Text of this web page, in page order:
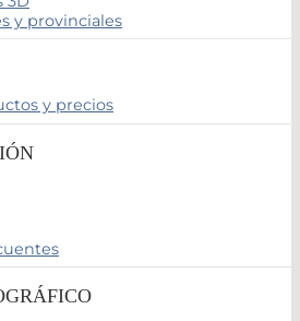
y provinciales
y precios